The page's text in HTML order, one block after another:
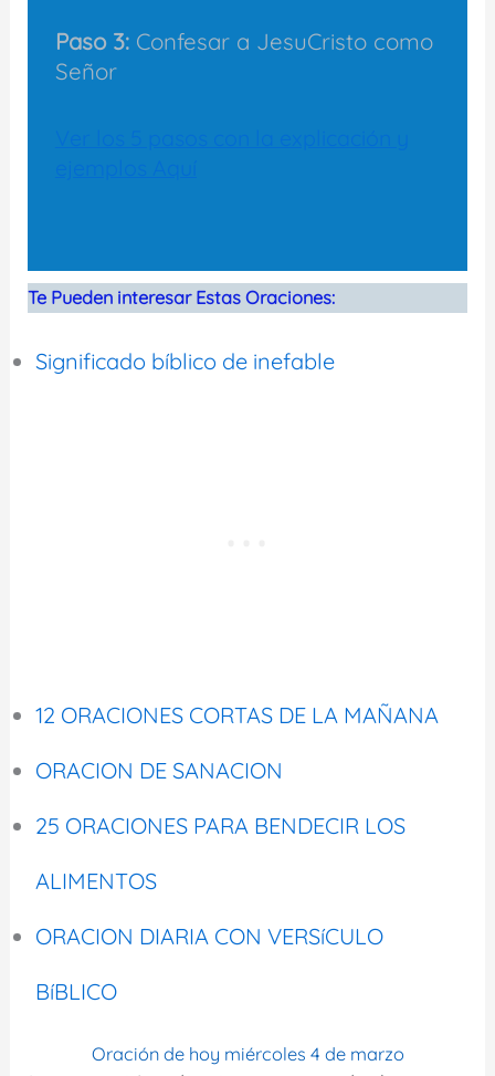
Paso 3: Confesar a JesuCristo como
Señor
Te Pueden interesar Estas Oraciones:
Significado bíblico de inefable
12 ORACIONES CORTAS DE LA MAÑANA
ORACION DE SANACION
25 ORACIONES PARA BENDECIR LOS
ALIMENTOS
ORACION DIARIA CON VERSíCULO
BíBLICO
Oración de hoy miércoles 4 de marzo